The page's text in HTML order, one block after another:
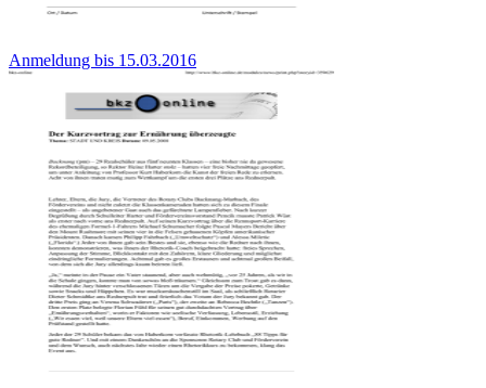
Anmeldung bis 15.03.2016